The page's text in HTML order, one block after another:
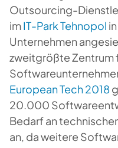
Outsourcing-
imIT-Park Tehnopol
Unternehmen
zweitgrößte Zentrum
European Tech 2018
20.000
Bedarf an
an, da weitere